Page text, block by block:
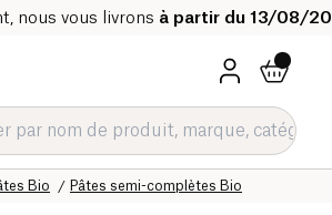
nous vous livrons à partir du 13/08/
Pâtes semi-complètes Bio
Bio
Epicerie salée Bio
bio